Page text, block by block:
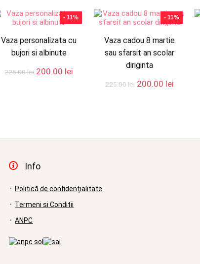
- 11%
Vaza personalizata cu
bujori si albinute
225.00lei Prețul
200.00 lei
- 11%
Vaza cadou 8 martie
sau sfarsit an scolar
diriginta
225.00lei Prețul
200.00 lei
Info
Politică de confidențialitate
Termeni si Conditii
ANPC